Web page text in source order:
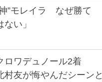
神”モレイラ なぜ勝て
い」
ロワデュノール2着
村友が悔やんだシーンと